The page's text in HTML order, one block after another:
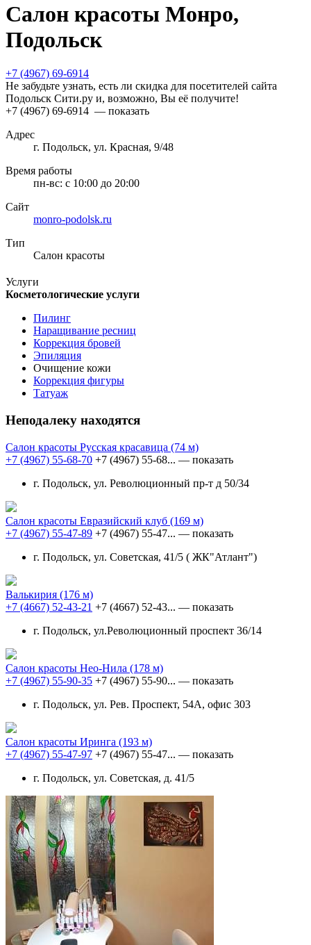
Салон красоты Монро,
Подольск
+7 (4967) 69-6914
Не забудьте узнать, есть ли скидка для посетителей сайта
Подольск Сити.ру и, возможно, Вы её получите!
+7 (4967) 69-6914 — показать
Адрес
г. Подольск, ул. Красная, 9/48
Время работы
пн-вс: с 10:00 до 20:00
Сайт
monro-podolsk.ru
Тип
Салон красоты
Услуги
Косметологические услуги
Пилинг
Наращивание ресниц
Коррекция бровей
Эпиляция
Очищение кожи
Коррекция фигуры
Татуаж
Неподалеку находятся
Салон красоты Русская красавица (74 м)
+7 (4967) 55-68-70 +7 (4967) 55-68... — показать
г. Подольск, ул. Революционный пр-т д 50/34
Салон красоты Евразийский клуб (169 м)
+7 (4967) 55-47-89 +7 (4967) 55-47... — показать
г. Подольск, ул. Советская, 41/5 ( ЖК"Атлант")
Валькирия (176 м)
+7 (4667) 52-43-21 +7 (4667) 52-43... — показать
г. Подольск, ул.Революционный проспект 36/14
Салон красоты Нео-Нила (178 м)
+7 (4967) 55-90-35 +7 (4967) 55-90... — показать
г. Подольск, ул. Рев. Проспект, 54А, офис 303
Салон красоты Иринга (193 м)
+7 (4967) 55-47-97 +7 (4967) 55-47... — показать
г. Подольск, ул. Советская, д. 41/5